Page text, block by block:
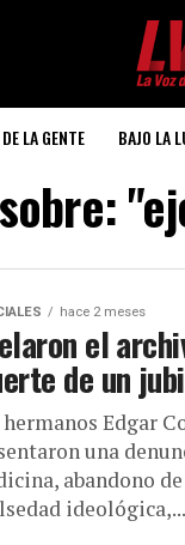
LA GENTE BAJO LA
hace 2 meses
el
de un
Edgar
una
abandono
ideológica,...